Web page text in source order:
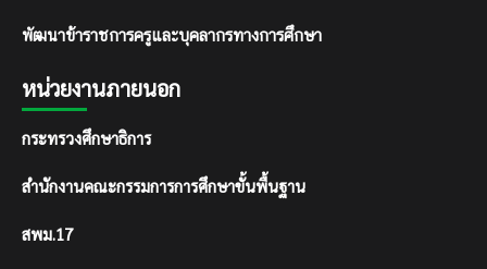
พัฒนาข้าราชการครูและบุคลากรทางการศึกษา
หน่วยงานภายนอก
กระทรวงศึกษาธิการ
สำนักงานคณะกรรมการการศึกษาขั้นพื้นฐาน
สพม.17